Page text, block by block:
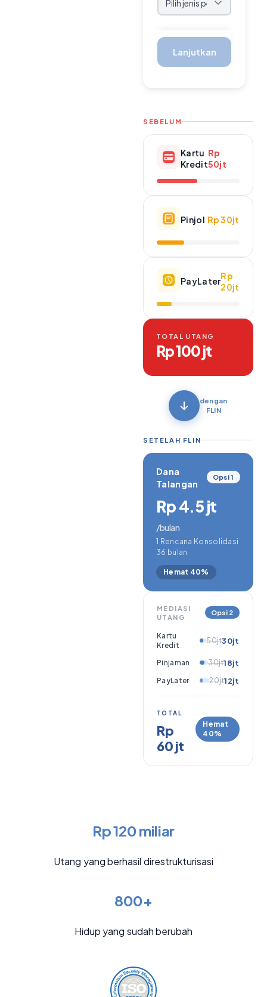
Lanjutkan
SEBELUM
Kartu
Kredit
Rp
50jt
Pinjol Rp 30jt
PayLater
Rp
20jt
TOTAL UTANG
Rp 100 jt
dengan
FLIN
SETELAH FLIN
Dana
Talangan
Opsi 1
Rp 4.5 jt
/bulan
1 Rencana Konsolidasi
36 bulan
Hemat 40%
MEDIASI
UTANG
Opsi 2
Kartu
Kredit
50jt30jt
Pinjaman 30jt18jt
PayLater 20jt12jt
TOTAL
Rp
60 jt
Hemat
40%
Rp 120 miliar
Utang yang berhasil direstrukturisasi
800+
Hidup yang sudah berubah